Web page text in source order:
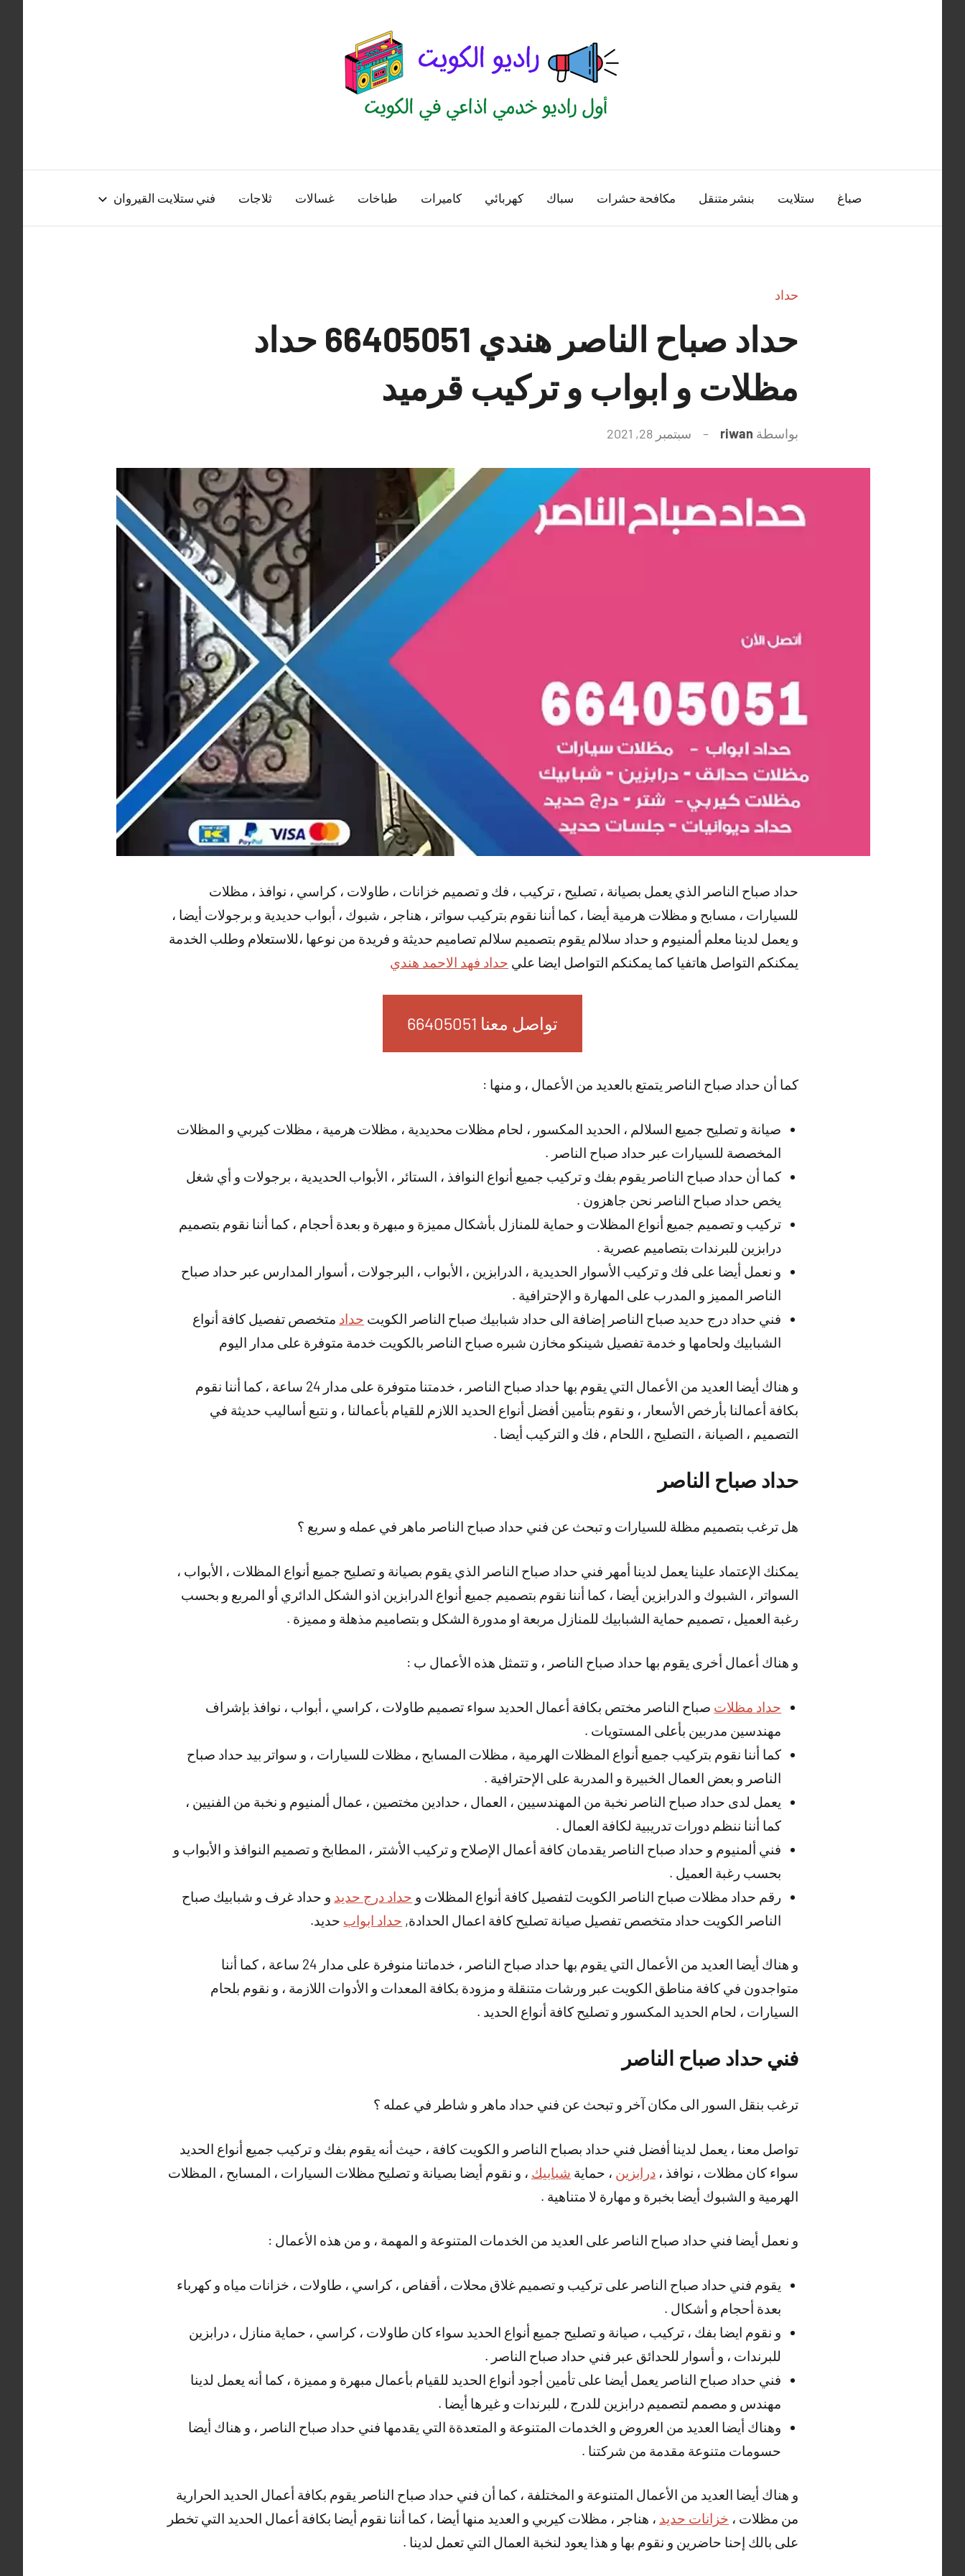
الكويت
منصة
اذاعية
صباغ ستلايت بنشر متنقل مكافحة حشرات سباك كهربائي كاميرات طباخات غسالات ثلاجات فني ستلايت القيروان
حداد
حداد صباح الناصر هندي 66405051 حداد
مظلات و ابواب و تركيب قرميد
بواسطة riwan سبتمبر 28, 2021
تعليقات
حداد صباح الناصر الذي يعمل بصيانة ، تصليح ، تركيب ، فك و تصميم خزانات ، طاولات ، كراسي ، نوافذ ، مظلات
للسيارات ، مسابح و مظلات هرمية أيضا ، كما أننا نقوم بتركيب سواتر ، هناجر ، شبوك ، أبواب حديدية و برجولات أيضا ،
و يعمل لدينا معلم ألمنيوم و حداد سلالم يقوم بتصميم سلالم تصاميم حديثة و فريدة من نوعها ،للاستعلام وطلب الخدمة
يمكنكم التواصل هاتفيا كما يمكنكم التواصل ايضا علي حداد فهد الاحمد هندي
تواصل معنا 66405051
كما أن حداد صباح الناصر يتمتع بالعديد من الأعمال ، و منها :
صيانة و تصليح جميع السلالم ، الحديد المكسور ، لحام مظلات محديدية ، مظلات هرمية ، مظلات كيربي و المظلات
المخصصة للسيارات عبر حداد صباح الناصر .
كما أن حداد صباح الناصر يقوم بفك و تركيب جميع أنواع النوافذ ، الستائر ، الأبواب الحديدية ، برجولات و أي شغل
يخص حداد صباح الناصر نحن جاهزون .
تركيب و تصميم جميع أنواع المظلات و حماية للمنازل بأشكال مميزة و مبهرة و بعدة أحجام ، كما أننا نقوم بتصميم
درابزين للبرندات بتصاميم عصرية .
و نعمل أيضا على فك و تركيب الأسوار الحديدية ، الدرابزين ، الأبواب ، البرجولات ، أسوار المدارس عبر حداد صباح
الناصر المميز و المدرب على المهارة و الإحترافية .
فني حداد درج حديد صباح الناصر إضافة الى حداد شبابيك صباح الناصر الكويت حداد متخصص تفصيل كافة أنواع
الشبابيك ولحامها و خدمة تفصيل شينكو مخازن شبره صباح الناصر بالكويت خدمة متوفرة على مدار اليوم
و هناك أيضا العديد من الأعمال التي يقوم بها حداد صباح الناصر ، خدمتنا متوفرة على مدار 24 ساعة ، كما أننا نقوم
بكافة أعمالنا بأرخص الأسعار ، و نقوم بتأمين أفضل أنواع الحديد اللازم للقيام بأعمالنا ، و نتبع أساليب حديثة في
التصميم ، الصيانة ، التصليح ، اللحام ، فك و التركيب أيضا .
حداد صباح الناصر
هل ترغب بتصميم مظلة للسيارات و تبحث عن فني حداد صباح الناصر ماهر في عمله و سريع ؟
يمكنك الإعتماد علينا يعمل لدينا أمهر فني حداد صباح الناصر الذي يقوم بصيانة و تصليح جميع أنواع المظلات ، الأبواب ،
السواتر ، الشبوك و الدرابزين أيضا ، كما أننا نقوم بتصميم جميع أنواع الدرابزين اذو الشكل الدائري أو المربع و بحسب
رغبة العميل ، تصميم حماية الشبابيك للمنازل مربعة او مدورة الشكل و بتصاميم مذهلة و مميزة .
و هناك أعمال أخرى يقوم بها حداد صباح الناصر ، و تتمثل هذه الأعمال ب :
حداد مظلات صباح الناصر مختص بكافة أعمال الحديد سواء تصميم طاولات ، كراسي ، أبواب ، نوافذ بإشراف
مهندسين مدربين بأعلى المستويات .
كما أننا نقوم بتركيب جميع أنواع المظلات الهرمية ، مظلات المسابح ، مظلات للسيارات ، و سواتر بيد حداد صباح
الناصر و بعض العمال الخبيرة و المدربة على الإحترافية .
يعمل لدى حداد صباح الناصر نخبة من المهندسيين ، العمال ، حدادين مختصين ، عمال ألمنيوم و نخبة من الفنيين ،
كما أننا ننظم دورات تدريبية لكافة العمال .
فني ألمنيوم و حداد صباح الناصر يقدمان كافة أعمال الإصلاح و تركيب الأشتر ، المطابخ و تصميم النوافذ و الأبواب و
بحسب رغبة العميل .
رقم حداد مظلات صباح الناصر الكويت لتفصيل كافة أنواع المظلات و حداد درج حديد و حداد غرف و شبابيك صباح
الناصر الكويت حداد متخصص تفصيل صيانة تصليح كافة اعمال الحدادة, حداد ابواب حديد.
و هناك أيضا العديد من الأعمال التي يقوم بها حداد صباح الناصر ، خدماتنا منوفرة على مدار 24 ساعة ، كما أننا
متواجدون في كافة مناطق الكويت عبر ورشات متنقلة و مزودة بكافة المعدات و الأدوات اللازمة ، و نقوم بلحام
السيارات ، لحام الحديد المكسور و تصليح كافة أنواع الحديد .
فني حداد صباح الناصر
ترغب بنقل السور الى مكان آخر و تبحث عن فني حداد ماهر و شاطر في عمله ؟
تواصل معنا ، يعمل لدينا أفضل فني حداد بصباح الناصر و الكويت كافة ، حيث أنه يقوم بفك و تركيب جميع أنواع الحديد
سواء كان مظلات ، نوافذ ، درابزين ، حماية شبابيك ، و نقوم أيضا بصيانة و تصليح مظلات السيارات ، المسابح ، المظلات
الهرمية و الشبوك أيضا بخبرة و مهارة لا متناهية .
و نعمل أيضا فني حداد صباح الناصر على العديد من الخدمات المتنوعة و المهمة ، و من هذه الأعمال :
يقوم فني حداد صباح الناصر على تركيب و تصميم غلاق محلات ، أقفاص ، كراسي ، طاولات ، خزانات مياه و كهرباء
بعدة أحجام و أشكال .
و نقوم ايضا بفك ، تركيب ، صيانة و تصليح جميع أنواع الحديد سواء كان طاولات ، كراسي ، حماية منازل ، درابزين
للبرندات ، و أسوار للحدائق عبر فني حداد صباح الناصر .
فني حداد صباح الناصر يعمل أيضا على تأمين أجود أنواع الحديد للقيام بأعمال مبهرة و مميزة ، كما أنه يعمل لدينا
مهندس و مصمم لتصميم درابزين للدرج ، للبرندات و غيرها أيضا .
وهناك أيضا العديد من العروض و الخدمات المتنوعة و المتعدةة التي يقدمها فني حداد صباح الناصر ، و هناك أيضا
حسومات متنوعة مقدمة من شركتنا .
و هناك أيضا العديد من الأعمال المتنوعة و المختلفة ، كما أن فني حداد صباح الناصر يقوم بكافة أعمال الحديد الحرارية
من مظلات ، خزانات حديد ، هناجر ، مظلات كيربي و العديد منها أيضا ، كما أننا نقوم أيضا بكافة أعمال الحديد التي تخطر
على بالك إحنا حاضرين و نقوم بها و هذا يعود لنخبة العمال التي تعمل لدينا .